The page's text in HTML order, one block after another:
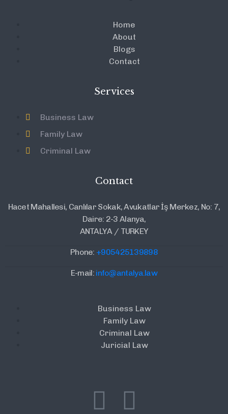
Home
About
Blogs
Contact
Services
Business Law
Family Law
Criminal Law
Contact
Hacet Mahallesi, Canlılar Sokak, Avukatlar İş Merkez, No: 7,
Daire: 2-3 Alanya,
ANTALYA / TURKEY
Phone: +905425139898
E-mail: info@antalya.law
Business Law
Family Law
Criminal Law
Juricial Law